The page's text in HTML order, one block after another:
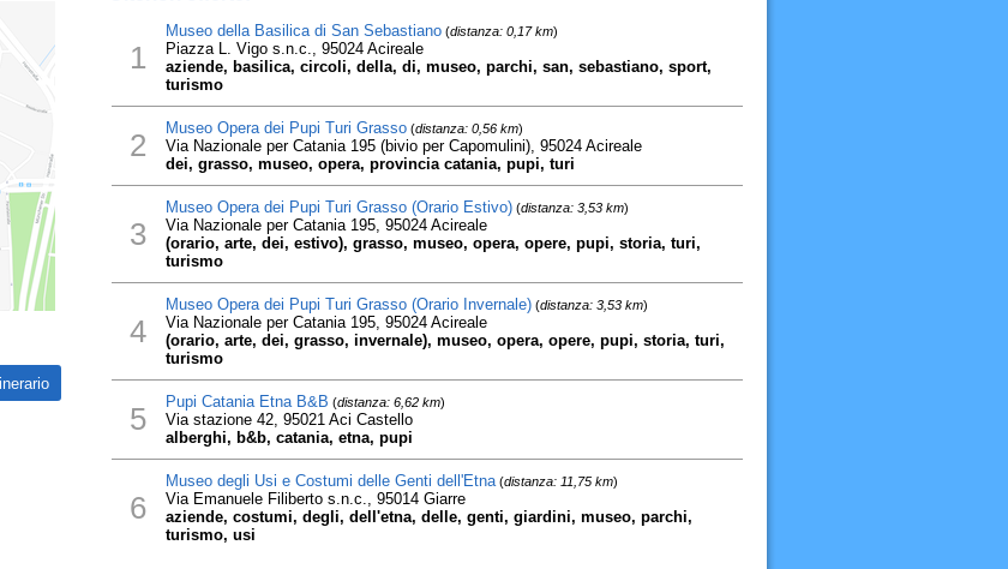
1
Museo della Basilica di San Sebastiano(distanza: 0,17 km)
Piazza L. Vigo s.n.c., 95024 Acireale
aziende, basilica, circoli, della, di, museo, parchi, san, sebastiano, sport,
turismo
2 Museo Opera dei Pupi Turi Grasso(distanza: 0,56 km)
Via Nazionale per Catania 195 (bivio per Capomulini), 95024 Acireale
dei, grasso, museo, opera, provincia catania, pupi, turi
3
Museo Opera dei Pupi Turi Grasso (Orario Estivo)(distanza: 3,53 km)
Via Nazionale per Catania 195, 95024 Acireale
(orario, arte, dei, estivo), grasso, museo, opera, opere, pupi, storia, turi,
turismo
4
Museo Opera dei Pupi Turi Grasso (Orario Invernale)(distanza: 3,53 km)
Via Nazionale per Catania 195, 95024 Acireale
(orario, arte, dei, grasso, invernale), museo, opera, opere, pupi, storia, turi,
turismo
5 Pupi Catania Etna B&B (distanza: 6,62 km)
Via stazione 42, 95021 Aci Castello
alberghi, b&b, catania, etna, pupi
6
Museo degli Usi e Costumi delle Genti dell'Etna(distanza: 11,75 km)
Via Emanuele Filiberto s.n.c., 95014 Giarre
aziende, costumi, degli, dell'etna, delle, genti, giardini, museo, parchi,
turismo, usi